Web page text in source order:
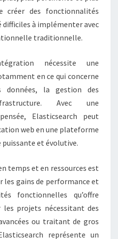
créer des fonctionnalités
difficiles à implémenter avec
traditionnelle.
nécessite une
en ce qui concerne
données, la gestion des
Avec une
Elasticsearch peut
web en une plateforme
puissante et évolutive.
temps et en ressources est
les gains de performance et
fonctionnelles qu’offre
projets nécessitant des
ou traitant de gros
représente un